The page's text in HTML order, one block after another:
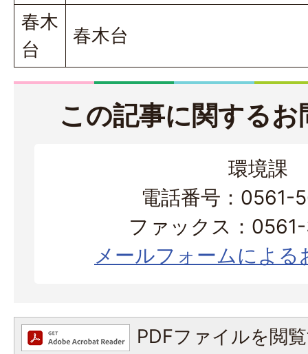
春木
台
春木台
この記事に関する
環境課
電話番号：0561-
ファックス：
メールフォームによる
PDFファイルを閲